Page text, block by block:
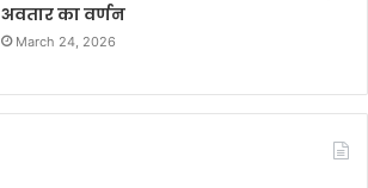
अवतार का वर्णन
March 24, 2026